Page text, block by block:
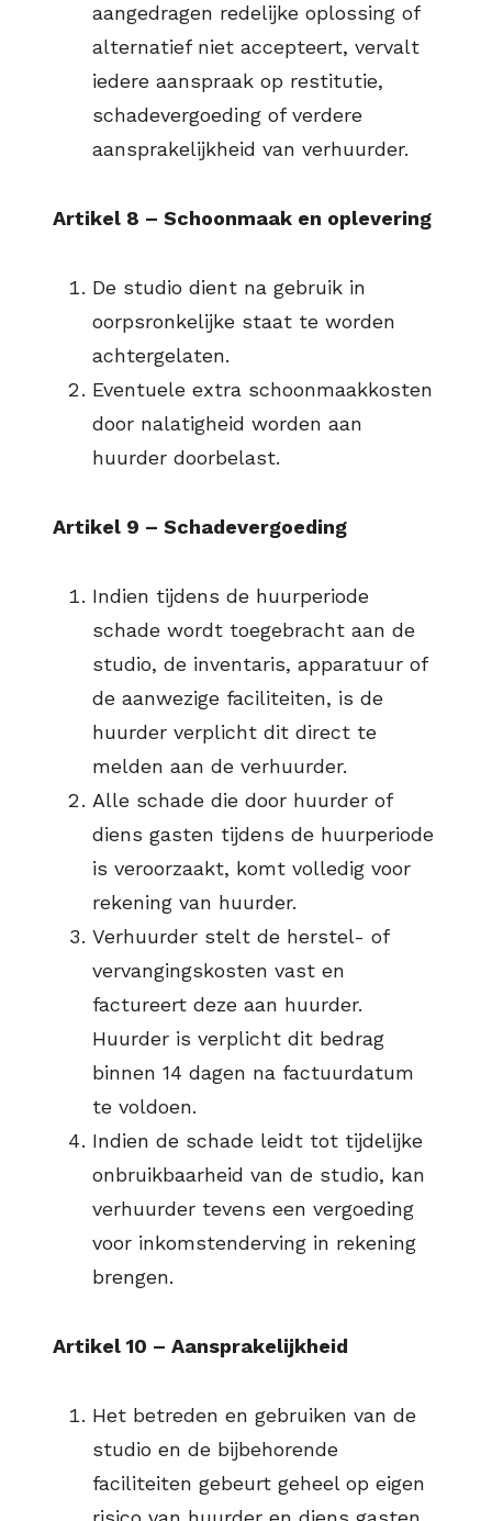
aangedragen redelijke oplossing of
alternatief niet accepteert, vervalt
iedere aanspraak op restitutie,
schadevergoeding of verdere
aansprakelijkheid van verhuurder.
Artikel 8 – Schoonmaak en oplevering
De studio dient na gebruik in
oorpsronkelijke staat te worden
achtergelaten.
Eventuele extra schoonmaakkosten
door nalatigheid worden aan
huurder doorbelast.
Artikel 9 – Schadevergoeding
Indien tijdens de huurperiode
schade wordt toegebracht aan de
studio, de inventaris, apparatuur of
de aanwezige faciliteiten, is de
huurder verplicht dit direct te
melden aan de verhuurder.
Alle schade die door huurder of
diens gasten tijdens de huurperiode
is veroorzaakt, komt volledig voor
rekening van huurder.
Verhuurder stelt de herstel- of
vervangingskosten vast en
factureert deze aan huurder.
Huurder is verplicht dit bedrag
binnen 14 dagen na factuurdatum
te voldoen.
Indien de schade leidt tot tijdelijke
onbruikbaarheid van de studio, kan
verhuurder tevens een vergoeding
voor inkomstenderving in rekening
brengen.
Artikel 10 – Aansprakelijkheid
Het betreden en gebruiken van de
studio en de bijbehorende
faciliteiten gebeurt geheel op eigen